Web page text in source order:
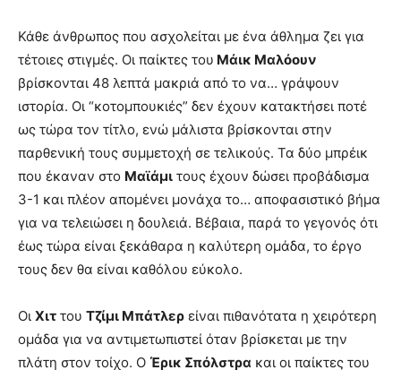
Κάθε άνθρωπος που ασχολείται με ένα άθλημα ζει για
τέτοιες στιγμές. Οι παίκτες του Μάικ Μαλόουν
βρίσκονται 48 λεπτά μακριά από το να… γράψουν
ιστορία. Οι “κοτομπουκιές” δεν έχουν κατακτήσει ποτέ
ως τώρα τον τίτλο, ενώ μάλιστα βρίσκονται στην
παρθενική τους συμμετοχή σε τελικούς. Τα δύο μπρέικ
που έκαναν στο Μαϊάμι τους έχουν δώσει προβάδισμα
3-1 και πλέον απομένει μονάχα το… αποφασιστικό βήμα
για να τελειώσει η δουλειά. Βέβαια, παρά το γεγονός ότι
έως τώρα είναι ξεκάθαρα η καλύτερη ομάδα, το έργο
τους δεν θα είναι καθόλου εύκολο.
Οι Χιτ του Τζίμι Μπάτλερ είναι πιθανότατα η χειρότερη
ομάδα για να αντιμετωπιστεί όταν βρίσκεται με την
πλάτη στον τοίχο. Ο Έρικ Σπόλστρα και οι παίκτες του